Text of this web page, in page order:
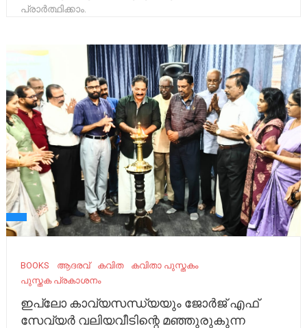
പ്രാർത്ഥിക്കാം.
BOOKS ആദരവ്‌ കവിത
കവിതാ പുസ്തകം
പുസ്തക പ്രകാശനം
ഇപ്ലോ കാവ്യസന്ധ്യയും ജോർജ് എഫ്
സേവ്യർ വലിയവീടിന്റെ മഞ്ഞുരുകുന്ന